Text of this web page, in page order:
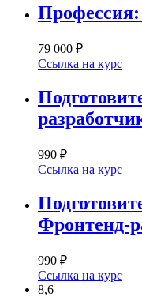
79 000 ₽
Ссылка на курс
990 ₽
Ссылка на курс
Фронтенд-
990 ₽
Ссылка на курс
8,6